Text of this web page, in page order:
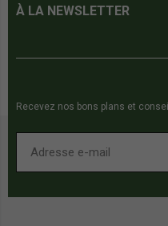
À LA NEWSLETTER
Recevez nos bons plans et